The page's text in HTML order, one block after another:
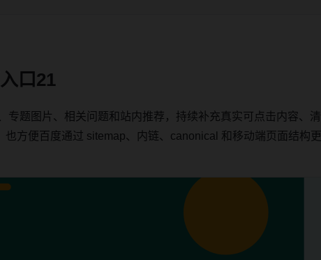
口21
题图片、相关问题和站内推荐，持续补充真实可点击内容、清
方便百度通过 sitemap、内链、canonical 和移动端页面结构更